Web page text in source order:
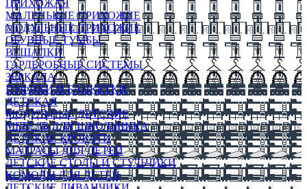
ПРИХОЖАЯ
МАЛЕНЬКИЕ ПРИХОЖИЕ
МОДУЛЬНЫЕ ПРИХОЖИЕ
ОБУВНЫЕ ТУМБЫ
ВЕШАЛКИ
ГАРДЕРОБНЫЕ СИСТЕМЫ
ЗЕРКАЛА
ПУФИКИ И БАНКЕТКИ
ДЕТСКАЯ
МОДУЛЬНЫЕ ДЕТСКИЕ
МЕБЕЛЬ ДЛЯ ШКОЛЬНИКА
ДЕТСКИЕ КРОВАТИ
МАТРАСЫ ДЛЯ ДЕТЕЙ
ДЕТСКИЕ СТОЛЫ И СТУЛЬЧИКИ
КОМОДЫ ДЛЯ ДЕТЕЙ